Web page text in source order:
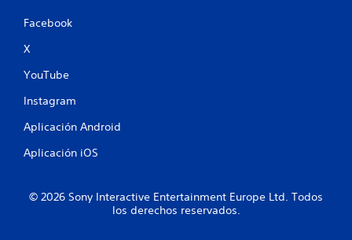
Facebook
X
YouTube
Instagram
Aplicación Android
Aplicación iOS
© 2026 Sony Interactive Entertainment Europe Ltd. Todos
los derechos reservados.